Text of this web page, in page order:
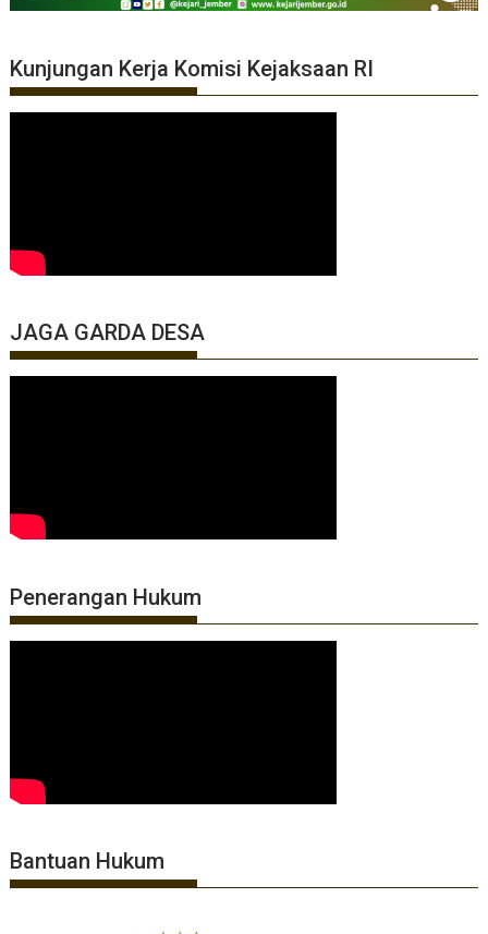
Kunjungan Kerja Komisi Kejaksaan RI
JAGA GARDA DESA
Penerangan Hukum
Bantuan Hukum